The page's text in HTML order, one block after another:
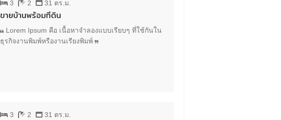
3 2 31 ตร.ม.
ขายบ้านพร้อมที่ดิน
Lorem Ipsum คือ เนื้อหาจำลองแบบเรียบๆ ที่ใช้กันใน
ธุรกิจงานพิมพ์หรืองานเรียงพิมพ์
3 2 31 ตร.ม.